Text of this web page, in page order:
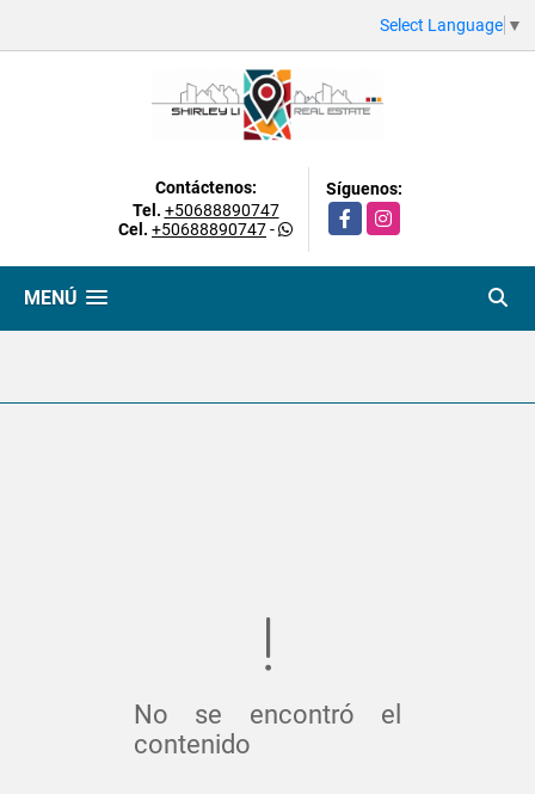
Select Language ▼
Contáctenos:
Tel. +50688890747
Cel. +50688890747-
Síguenos:
FacebookInstagram
MENÚ
No se encontró el
contenido